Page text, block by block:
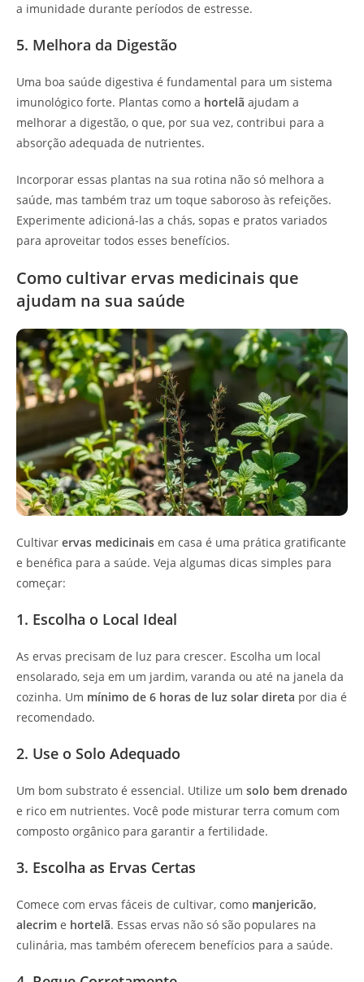
a imunidade durante períodos de estresse.
5. Melhora da Digestão
Uma boa saúde digestiva é fundamental para um sistema
imunológico forte. Plantas como a hortelã ajudam a
melhorar a digestão, o que, por sua vez, contribui para a
absorção adequada de nutrientes.
Incorporar essas plantas na sua rotina não só melhora a
saúde, mas também traz um toque saboroso às refeições.
Experimente adicioná-las a chás, sopas e pratos variados
para aproveitar todos esses benefícios.
Como cultivar ervas medicinais que
ajudam na sua saúde
Cultivar ervas medicinais em casa é uma prática gratificante
e benéfica para a saúde. Veja algumas dicas simples para
começar:
1. Escolha o Local Ideal
As ervas precisam de luz para crescer. Escolha um local
ensolarado, seja em um jardim, varanda ou até na janela da
cozinha. Um mínimo de 6 horas de luz solar direta por dia é
recomendado.
2. Use o Solo Adequado
Um bom substrato é essencial. Utilize um solo bem drenado
e rico em nutrientes. Você pode misturar terra comum com
composto orgânico para garantir a fertilidade.
3. Escolha as Ervas Certas
Comece com ervas fáceis de cultivar, como manjericão,
alecrim e hortelã. Essas ervas não só são populares na
culinária, mas também oferecem benefícios para a saúde.